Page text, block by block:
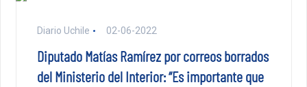
Diario Uchile 02-06-2022
Diputado Matías Ramírez por correos borrados
del Ministerio del Interior: “Es importante que